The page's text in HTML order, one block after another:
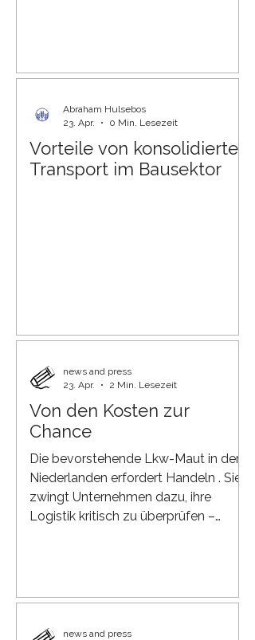
Vorteile von konsolidierten
Transport im Bausektor
Abraham Hulsebos
23. Apr.
0 Min. Lesezeit
Von den Kosten zur
Chance
Die bevorstehende Lkw-Maut in den
Niederlanden erfordert Handeln . Sie
zwingt Unternehmen dazu, ihre
Logistik kritisch zu überprüfen –
Emissionen reduziert. Wer in Elektro-
news and press
23. Apr.
2 Min. Lesezeit
news and press